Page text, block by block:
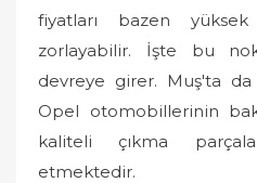
fiyatları bazen
zorlayabilir. İşte bu
devreye girer. Muş'ta
Opel otomobillerinin
kaliteli çıkma
etmektedir.